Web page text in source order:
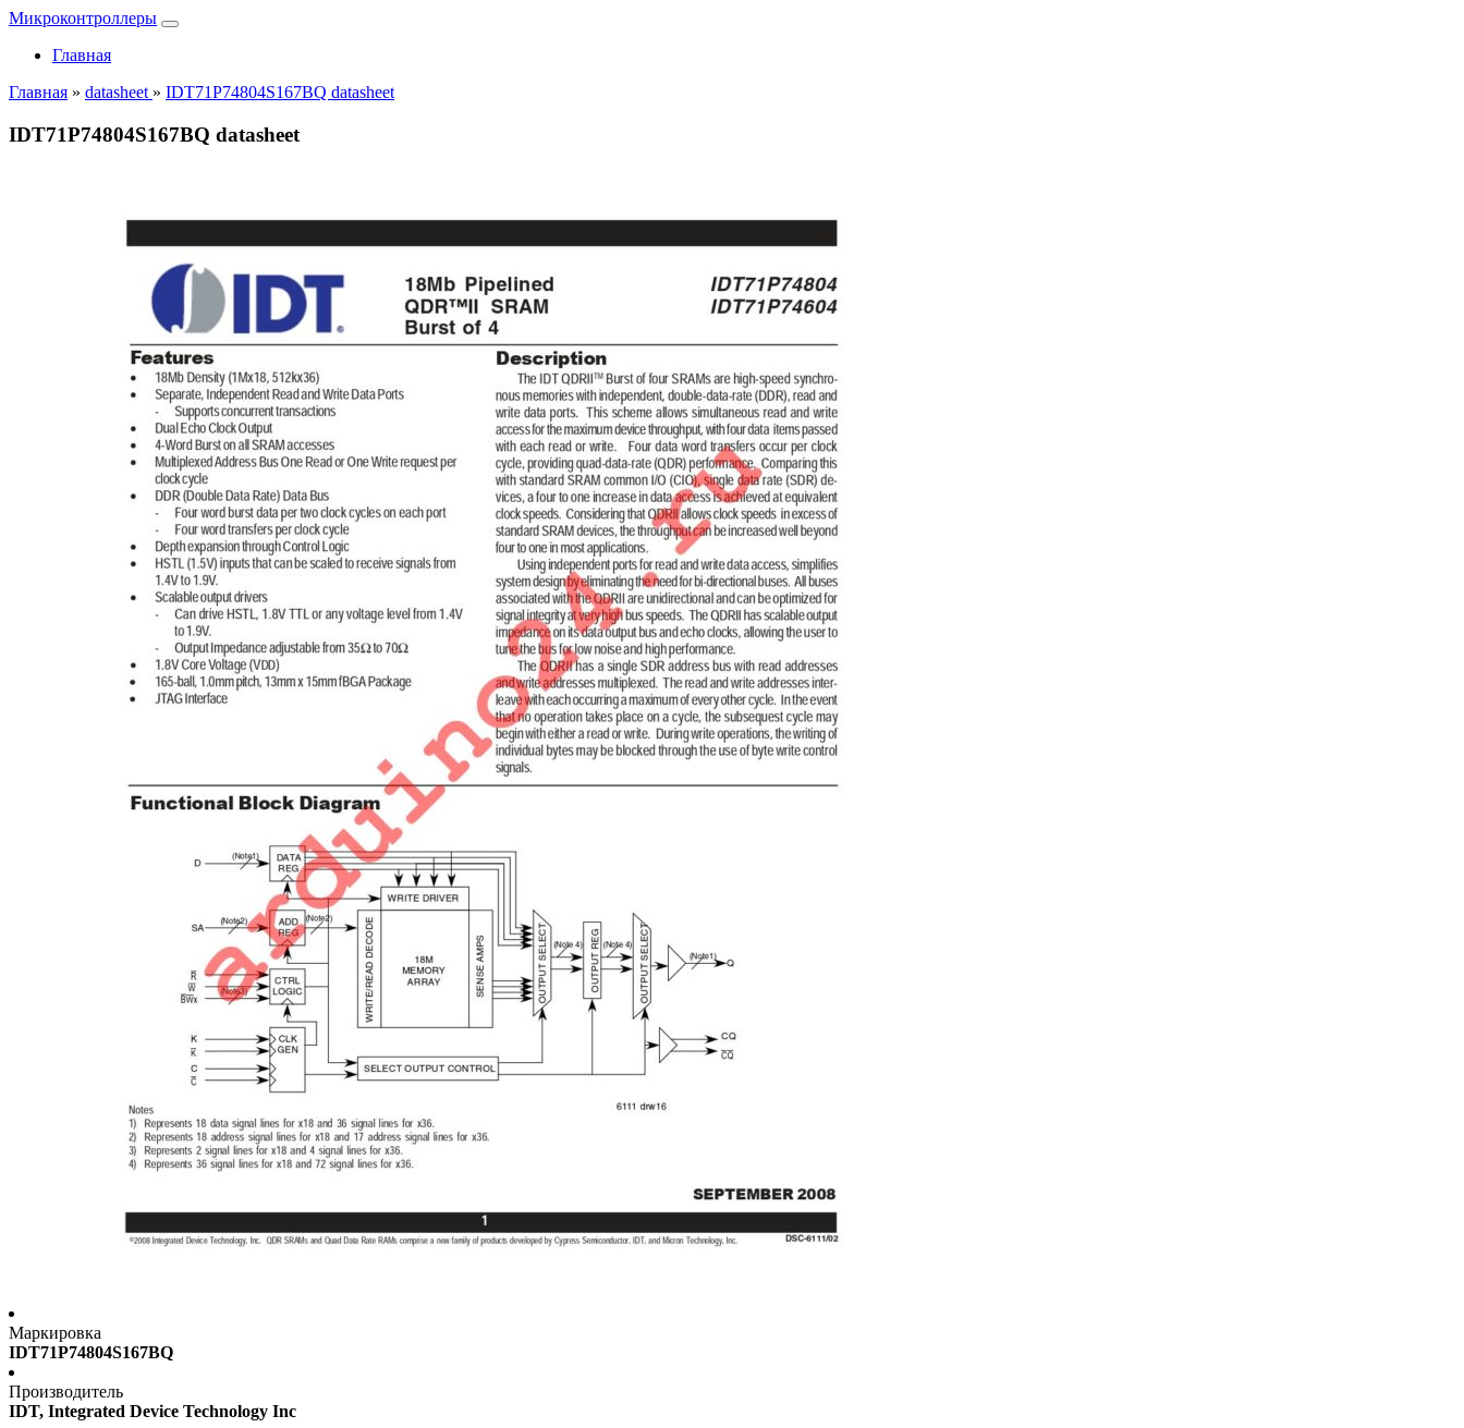
Микроконтроллеры
Главная
Главная » datasheet » IDT71P74804S167BQ datasheet
IDT71P74804S167BQ datasheet
Маркировка
IDT71P74804S167BQ
Производитель
IDT, Integrated Device Technology Inc